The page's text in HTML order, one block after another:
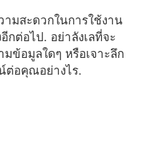
มสะดวกในการใช้งาน
ต่อไป. อย่าลังเลที่จะ
ข้อมูลใดๆ หรือเจาะลึก
ต่อคุณอย่างไร.